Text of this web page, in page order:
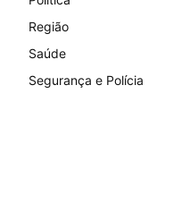
Região
Saúde
Segurança e Polícia